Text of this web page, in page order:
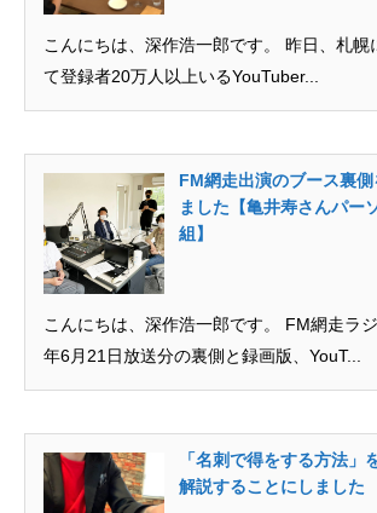
こんにちは、深作浩一郎です。 昨日、札幌
て登録者20万人以上いるYouTuber...
FM網走出演のブース裏
ました【亀井寿さんパー
組】
こんにちは、深作浩一郎です。 FM網走ラ
年6月21日放送分の裏側と録画版、YouT...
「名刺で得をする方法」
解説することにしました